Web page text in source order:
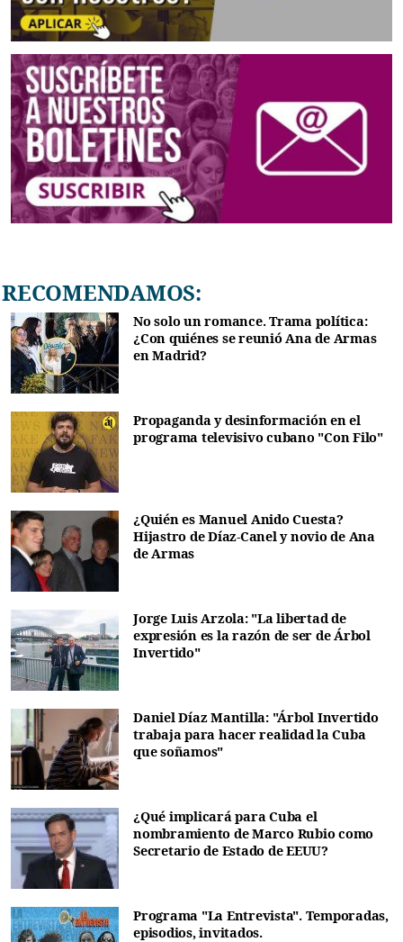
RECOMENDAMOS:
No solo un romance. Trama política:
¿Con quiénes se reunió Ana de Armas
en Madrid?
Propaganda y desinformación en el
programa televisivo cubano "Con Filo"
¿Quién es Manuel Anido Cuesta?
Hijastro de Díaz-Canel y novio de Ana
de Armas
Jorge Luis Arzola: "La libertad de
expresión es la razón de ser de Árbol
Invertido"
Daniel Díaz Mantilla: "Árbol Invertido
trabaja para hacer realidad la Cuba
que soñamos"
¿Qué implicará para Cuba el
nombramiento de Marco Rubio como
Secretario de Estado de EEUU?
Programa "La Entrevista". Temporadas,
episodios, invitados.